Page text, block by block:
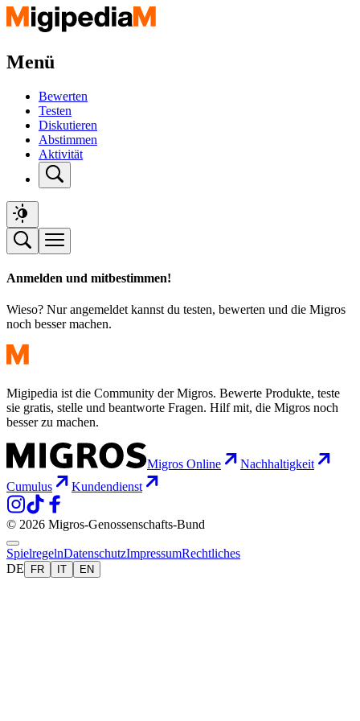
Menü
Bewerten
Testen
Diskutieren
Abstimmen
Aktivität
Anmelden und mitbestimmen!
Wieso? Nur angemeldet kannst du testen, bewerten und die Migros
noch besser machen.
Migipedia ist die Community der Migros. Bewerte Produkte, teste
sie gratis, stelle und beantworte Fragen. Hilf mit, die Migros noch
besser zu machen.
Migros Online
Nachhaltigkeit
Cumulus
Kundendienst
© 2026 Migros-Genossenschafts-Bund
SpielregelnDatenschutzImpressumRechtliches
DE
FR IT EN